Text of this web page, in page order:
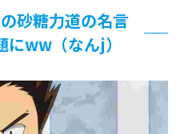
完全に見えてる動画が拡散され
女ｗｗｗ
砂糖力道の名言
にww（なんj）